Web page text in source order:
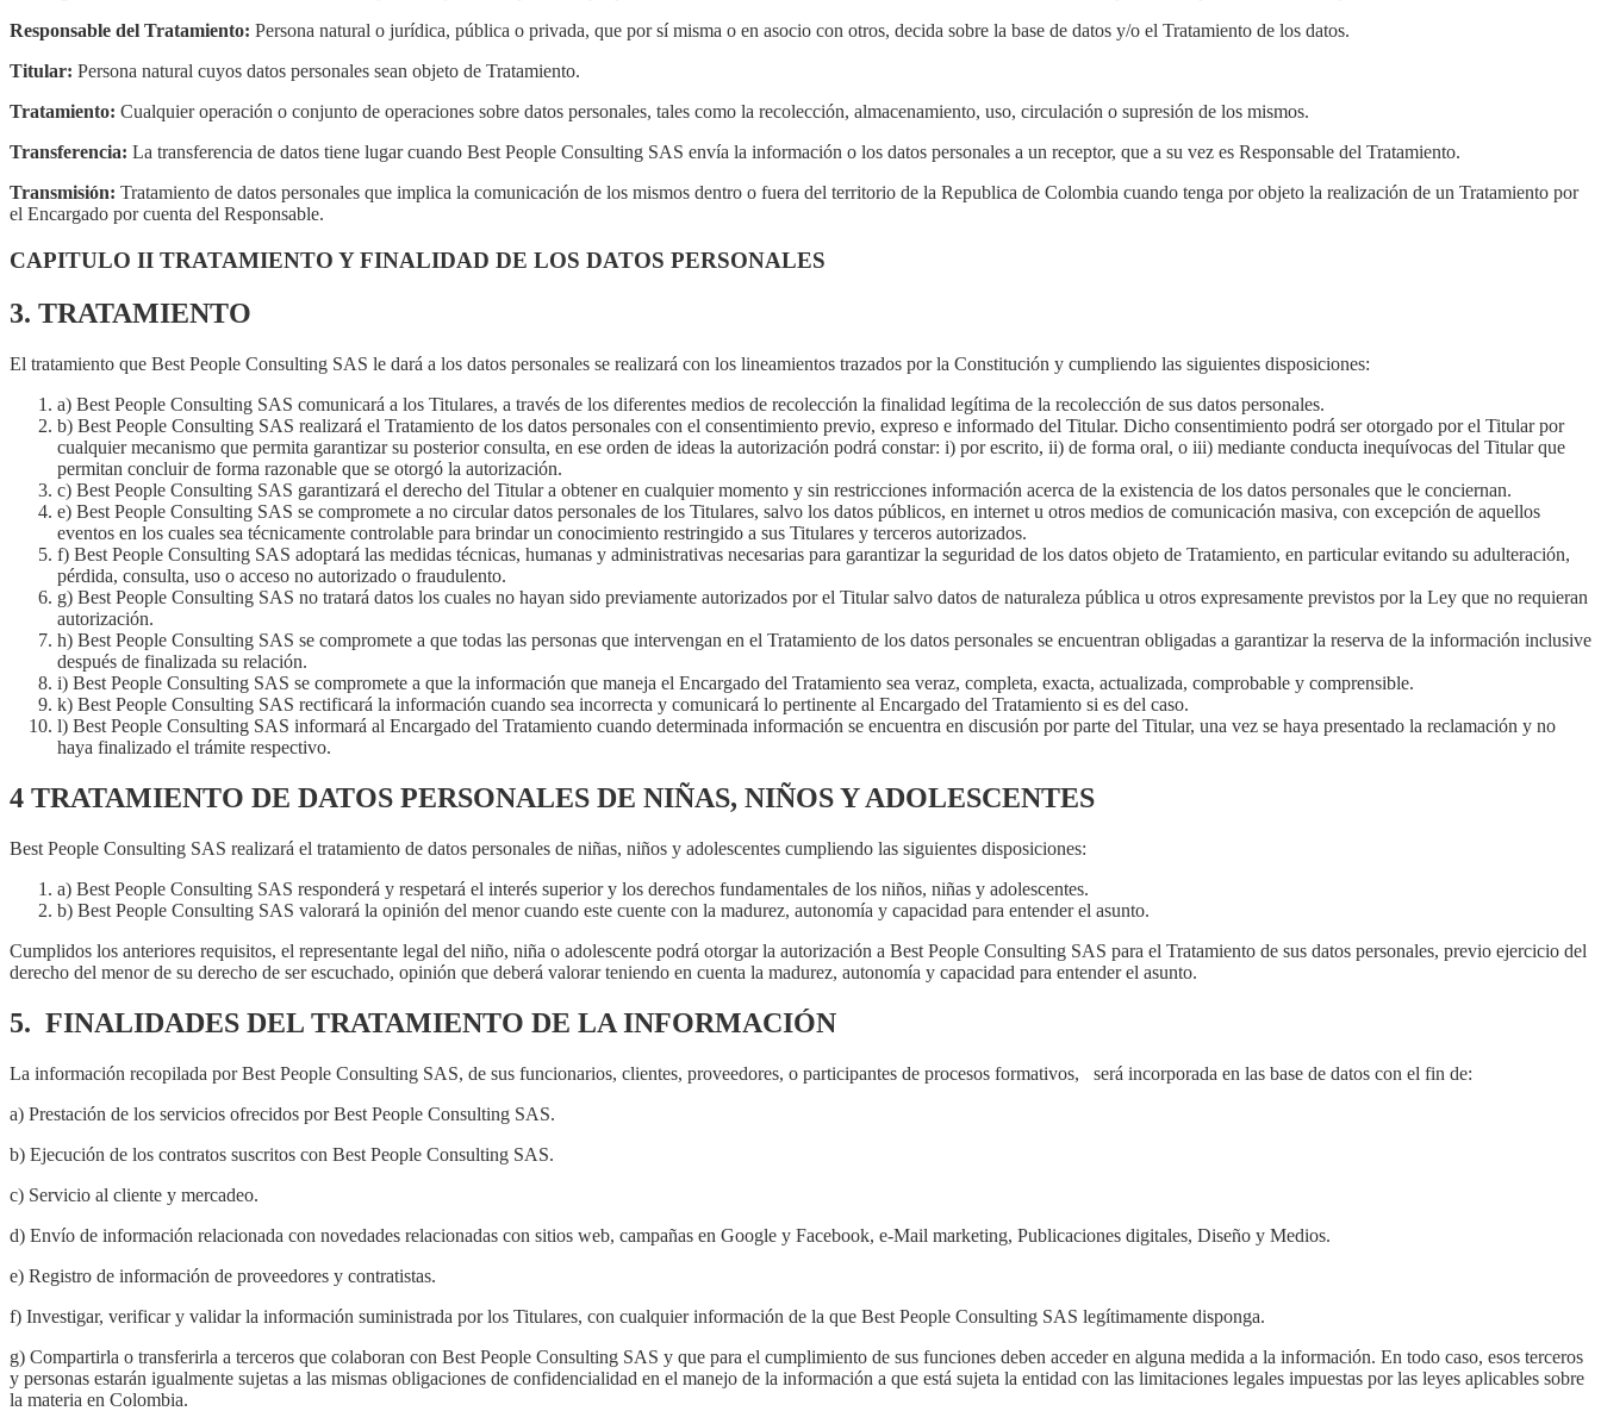
Responsable del Tratamiento: Persona natural o jurídica, pública o privada, que por sí misma o en asocio con otros, decida sobre la base de datos y/o el Tratamiento de los datos.
Titular: Persona natural cuyos datos personales sean objeto de Tratamiento.
Tratamiento: Cualquier operación o conjunto de operaciones sobre datos personales, tales como la recolección, almacenamiento, uso, circulación o supresión de los mismos.
Transferencia: La transferencia de datos tiene lugar cuando Best People Consulting SAS envía la información o los datos personales a un receptor, que a su vez es Responsable del Tratamiento.
Transmisión: Tratamiento de datos personales que implica la comunicación de los mismos dentro o fuera del territorio de la Republica de Colombia cuando tenga por objeto la realización de un Tratamiento por
el Encargado por cuenta del Responsable.
CAPITULO II TRATAMIENTO Y FINALIDAD DE LOS DATOS PERSONALES
3. TRATAMIENTO
El tratamiento que Best People Consulting SAS le dará a los datos personales se realizará con los lineamientos trazados por la Constitución y cumpliendo las siguientes disposiciones:
a) Best People Consulting SAS comunicará a los Titulares, a través de los diferentes medios de recolección la finalidad legítima de la recolección de sus datos personales.
b) Best People Consulting SAS realizará el Tratamiento de los datos personales con el consentimiento previo, expreso e informado del Titular. Dicho consentimiento podrá ser otorgado por el Titular por
cualquier mecanismo que permita garantizar su posterior consulta, en ese orden de ideas la autorización podrá constar: i) por escrito, ii) de forma oral, o iii) mediante conducta inequívocas del Titular que
permitan concluir de forma razonable que se otorgó la autorización.
c) Best People Consulting SAS garantizará el derecho del Titular a obtener en cualquier momento y sin restricciones información acerca de la existencia de los datos personales que le conciernan.
e) Best People Consulting SAS se compromete a no circular datos personales de los Titulares, salvo los datos públicos, en internet u otros medios de comunicación masiva, con excepción de aquellos
eventos en los cuales sea técnicamente controlable para brindar un conocimiento restringido a sus Titulares y terceros autorizados.
f) Best People Consulting SAS adoptará las medidas técnicas, humanas y administrativas necesarias para garantizar la seguridad de los datos objeto de Tratamiento, en particular evitando su adulteración,
pérdida, consulta, uso o acceso no autorizado o fraudulento.
g) Best People Consulting SAS no tratará datos los cuales no hayan sido previamente autorizados por el Titular salvo datos de naturaleza pública u otros expresamente previstos por la Ley que no requieran
autorización.
h) Best People Consulting SAS se compromete a que todas las personas que intervengan en el Tratamiento de los datos personales se encuentran obligadas a garantizar la reserva de la información inclusive
después de finalizada su relación.
i) Best People Consulting SAS se compromete a que la información que maneja el Encargado del Tratamiento sea veraz, completa, exacta, actualizada, comprobable y comprensible.
k) Best People Consulting SAS rectificará la información cuando sea incorrecta y comunicará lo pertinente al Encargado del Tratamiento si es del caso.
l) Best People Consulting SAS informará al Encargado del Tratamiento cuando determinada información se encuentra en discusión por parte del Titular, una vez se haya presentado la reclamación y no
haya finalizado el trámite respectivo.
4 TRATAMIENTO DE DATOS PERSONALES DE NIÑAS, NIÑOS Y ADOLESCENTES
Best People Consulting SAS realizará el tratamiento de datos personales de niñas, niños y adolescentes cumpliendo las siguientes disposiciones:
a) Best People Consulting SAS responderá y respetará el interés superior y los derechos fundamentales de los niños, niñas y adolescentes.
b) Best People Consulting SAS valorará la opinión del menor cuando este cuente con la madurez, autonomía y capacidad para entender el asunto.
Cumplidos los anteriores requisitos, el representante legal del niño, niña o adolescente podrá otorgar la autorización a Best People Consulting SAS para el Tratamiento de sus datos personales, previo ejercicio del
derecho del menor de su derecho de ser escuchado, opinión que deberá valorar teniendo en cuenta la madurez, autonomía y capacidad para entender el asunto.
5. FINALIDADES DEL TRATAMIENTO DE LA INFORMACIÓN
La información recopilada por Best People Consulting SAS, de sus funcionarios, clientes, proveedores, o participantes de procesos formativos, será incorporada en las base de datos con el fin de:
a) Prestación de los servicios ofrecidos por Best People Consulting SAS.
b) Ejecución de los contratos suscritos con Best People Consulting SAS.
c) Servicio al cliente y mercadeo.
d) Envío de información relacionada con novedades relacionadas con sitios web, campañas en Google y Facebook, e-Mail marketing, Publicaciones digitales, Diseño y Medios.
e) Registro de información de proveedores y contratistas.
f) Investigar, verificar y validar la información suministrada por los Titulares, con cualquier información de la que Best People Consulting SAS legítimamente disponga.
g) Compartirla o transferirla a terceros que colaboran con Best People Consulting SAS y que para el cumplimiento de sus funciones deben acceder en alguna medida a la información. En todo caso, esos terceros
y personas estarán igualmente sujetas a las mismas obligaciones de confidencialidad en el manejo de la información a que está sujeta la entidad con las limitaciones legales impuestas por las leyes aplicables sobre
la materia en Colombia.